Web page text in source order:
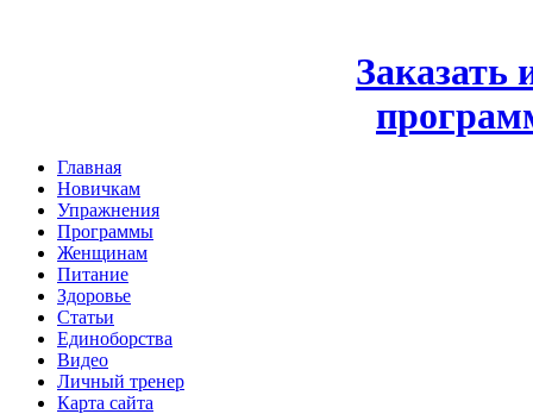
Заказать
Главная
Новичкам
Упражнения
Программы
Женщинам
Питание
Здоровье
Статьи
Единоборства
Видео
Личный тренер
Карта сайта